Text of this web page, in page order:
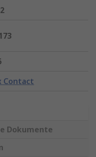
Contact
Dokumente